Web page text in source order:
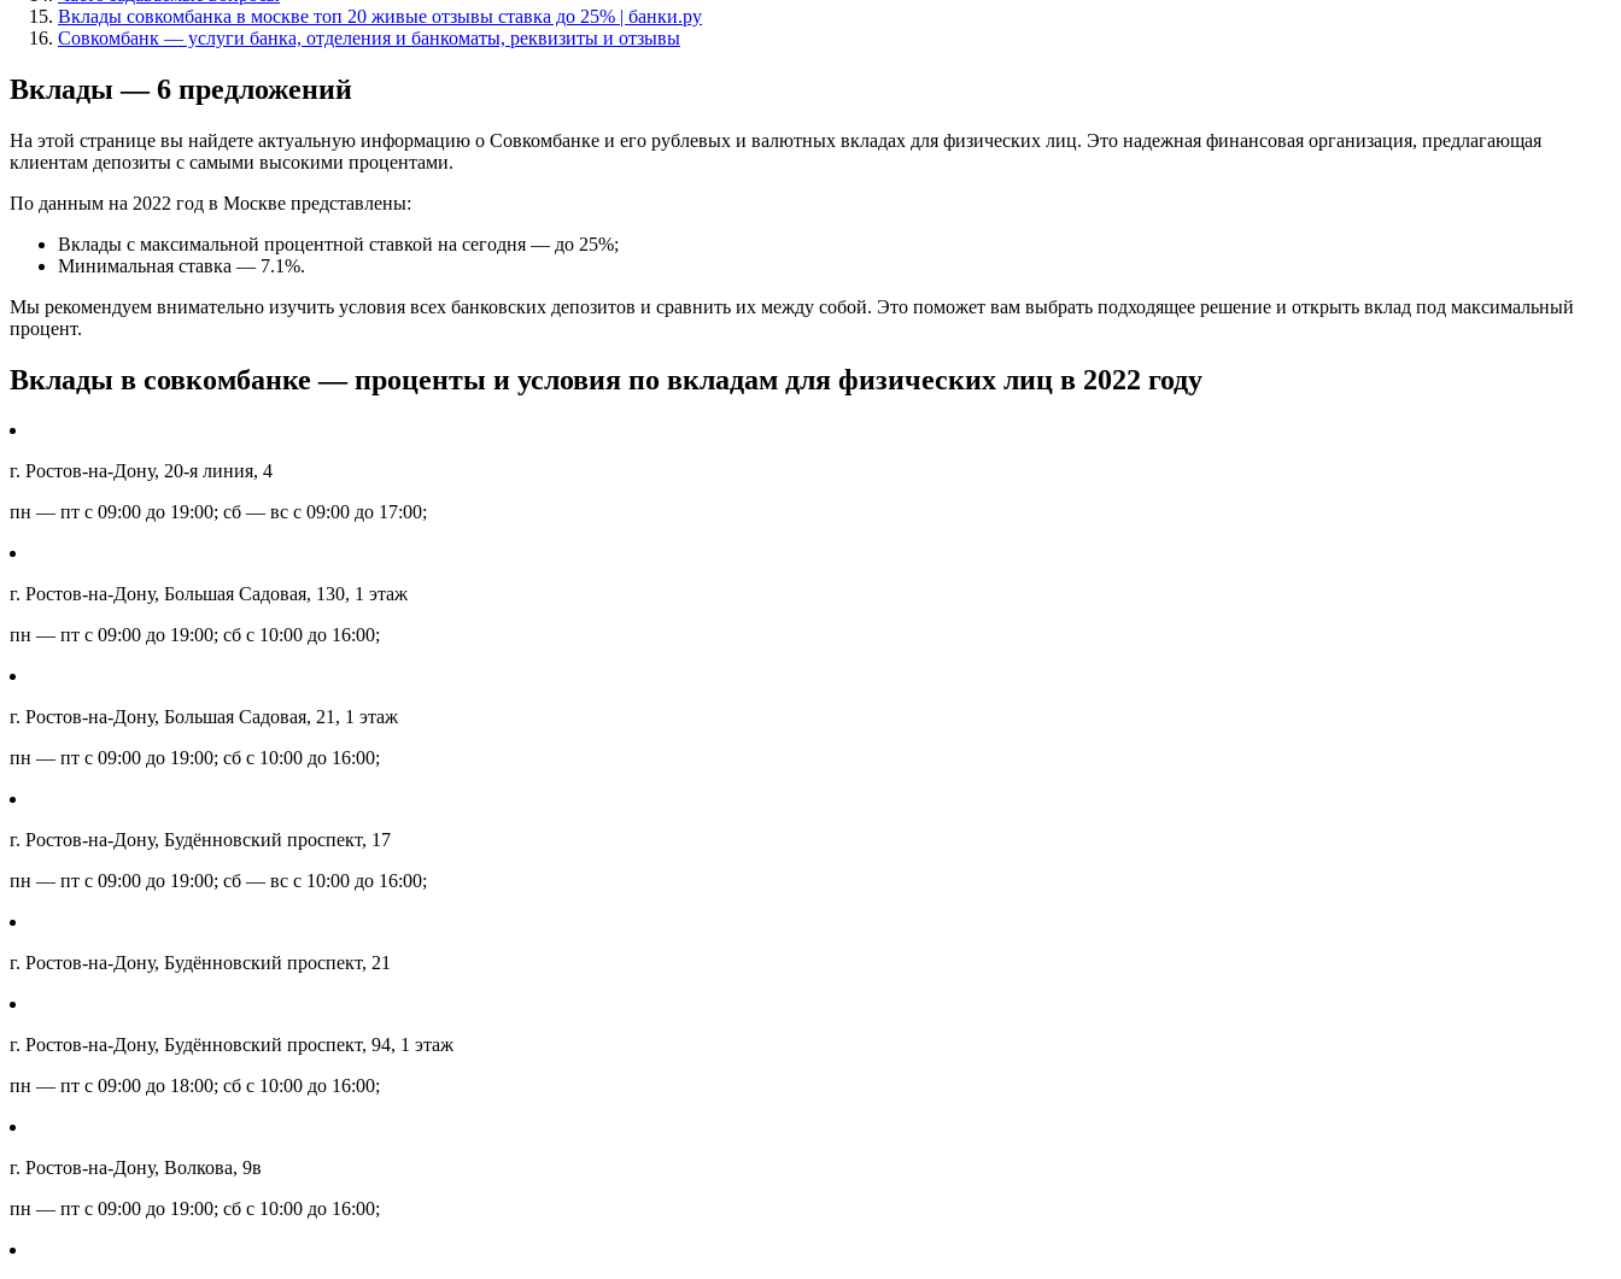
Вклады совкомбанка в москве топ 20 живые отзывы ставка до 25% | банки.ру
Совкомбанк — услуги банка, отделения и банкоматы, реквизиты и отзывы
Вклады — 6 предложений
На этой странице вы найдете актуальную информацию о Совкомбанке и его рублевых и валютных вкладах для физических лиц. Это надежная финансовая организация, предлагающая
клиентам депозиты с самыми высокими процентами.
По данным на 2022 год в Москве представлены:
Вклады с максимальной процентной ставкой на сегодня — до 25%;
Минимальная ставка — 7.1%.
Мы рекомендуем внимательно изучить условия всех банковских депозитов и сравнить их между собой. Это поможет вам выбрать подходящее решение и открыть вклад под максимальный
процент.
Вклады в совкомбанке — проценты и условия по вкладам для физических лиц в 2022 году
г. Ростов-на-Дону, 20-я линия, 4
пн — пт с 09:00 до 19:00; сб — вс с 09:00 до 17:00;
г. Ростов-на-Дону, Большая Садовая, 130, 1 этаж
пн — пт с 09:00 до 19:00; сб с 10:00 до 16:00;
г. Ростов-на-Дону, Большая Садовая, 21, 1 этаж
пн — пт с 09:00 до 19:00; сб с 10:00 до 16:00;
г. Ростов-на-Дону, Будённовский проспект, 17
пн — пт с 09:00 до 19:00; сб — вс с 10:00 до 16:00;
г. Ростов-на-Дону, Будённовский проспект, 21
г. Ростов-на-Дону, Будённовский проспект, 94, 1 этаж
пн — пт с 09:00 до 18:00; сб с 10:00 до 16:00;
г. Ростов-на-Дону, Волкова, 9в
пн — пт с 09:00 до 19:00; сб с 10:00 до 16:00;